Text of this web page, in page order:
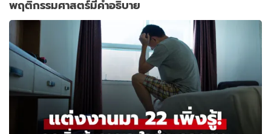
พฤติกรรมศาสตร์มีคำอธิบาย